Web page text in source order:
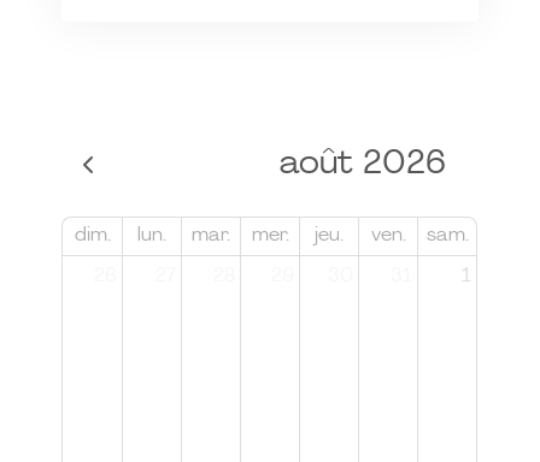
août 2026
dim. lun. mar. mer. jeu. ven. sam.
1